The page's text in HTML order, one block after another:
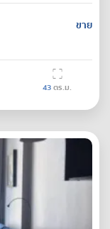
ขาย
43ตร.ม.